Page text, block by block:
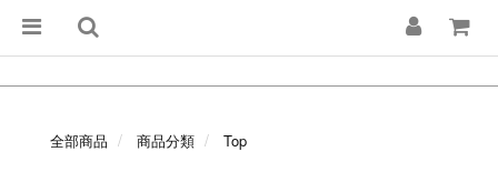
全部商品 商品分類 Top